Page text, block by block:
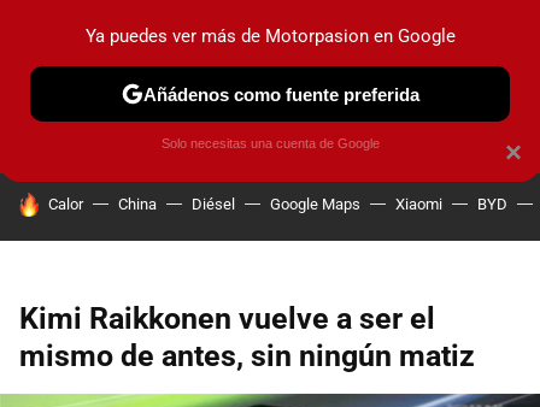
PRUEBAS COCHES ELÉCTRICOS OBSERVATORIO
HOY SE HABLA DE
Calor China Diésel Google Maps Xiaomi BYD
Kimi Raikkonen vuelve a ser el
mismo de antes, sin ningún matiz
×
Ya puedes ver más de Motorpasion en Google
Añádenos como fuente preferida
Solo necesitas una cuenta de Google